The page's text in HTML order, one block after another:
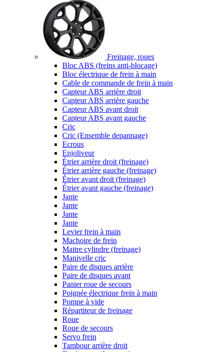
Freinage, roues
Bloc ABS (freins anti-blocage)
Bloc électrique de frein à main
Cable de commande de frein à main
Capteur ABS arrière droit
Capteur ABS arrière gauche
Capteur ABS avant droit
Capteur ABS avant gauche
Cric
Cric (Ensemble depannage)
Ecrous
Enjoliveur
Étrier arrière droit (freinage)
Étrier arrière gauche (freinage)
Étrier avant droit (freinage)
Étrier avant gauche (freinage)
Jante
Jante
Jante
Jante
Levier frein à main
Machoire de frein
Maitre cylindre (freinage)
Manivelle cric
Paire de disques arrière
Paire de disques avant
Panier roue de secours
Poignée électrique frein à main
Pompe à vide
Répartiteur de freinage
Roue
Roue de secours
Servo frein
Tambour arrière droit